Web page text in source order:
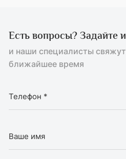
Есть вопросы? Задайте
и наши специалисты
ближайшее время